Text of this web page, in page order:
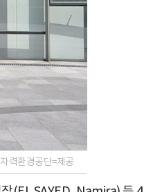
력환경공단=제공